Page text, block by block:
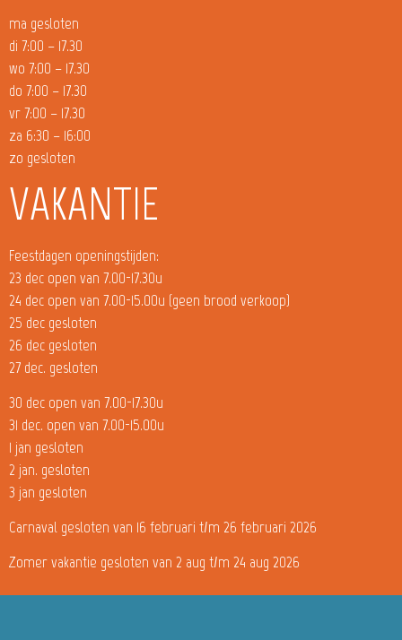
ma gesloten
di 7:00 – 17.30
wo 7:00 – 17.30
do 7:00 – 17.30
vr 7:00 – 17.30
za 6:30 – 16:00
zo gesloten
VAKANTIE
Feestdagen openingstijden:
23 dec open van 7.00-17.30u
24 dec open van 7.00-15.00u (geen brood verkoop)
25 dec gesloten
26 dec gesloten
27 dec. gesloten
30 dec open van 7.00-17.30u
31 dec. open van 7.00-15.00u
1 jan gesloten
2 jan. gesloten
3 jan gesloten
Carnaval gesloten van 16 februari t/m 26 februari 2026
Zomer vakantie gesloten van 2 aug t/m 24 aug 2026